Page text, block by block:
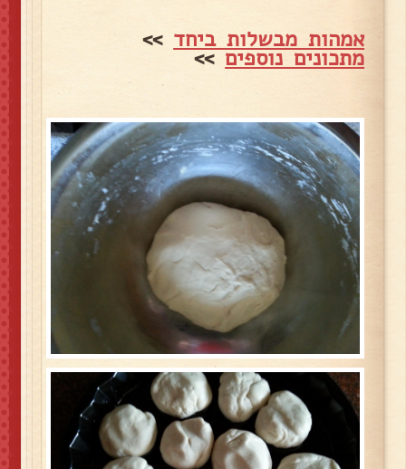
אמהות מבשלות ביחד >>
מתכונים נוספים>>